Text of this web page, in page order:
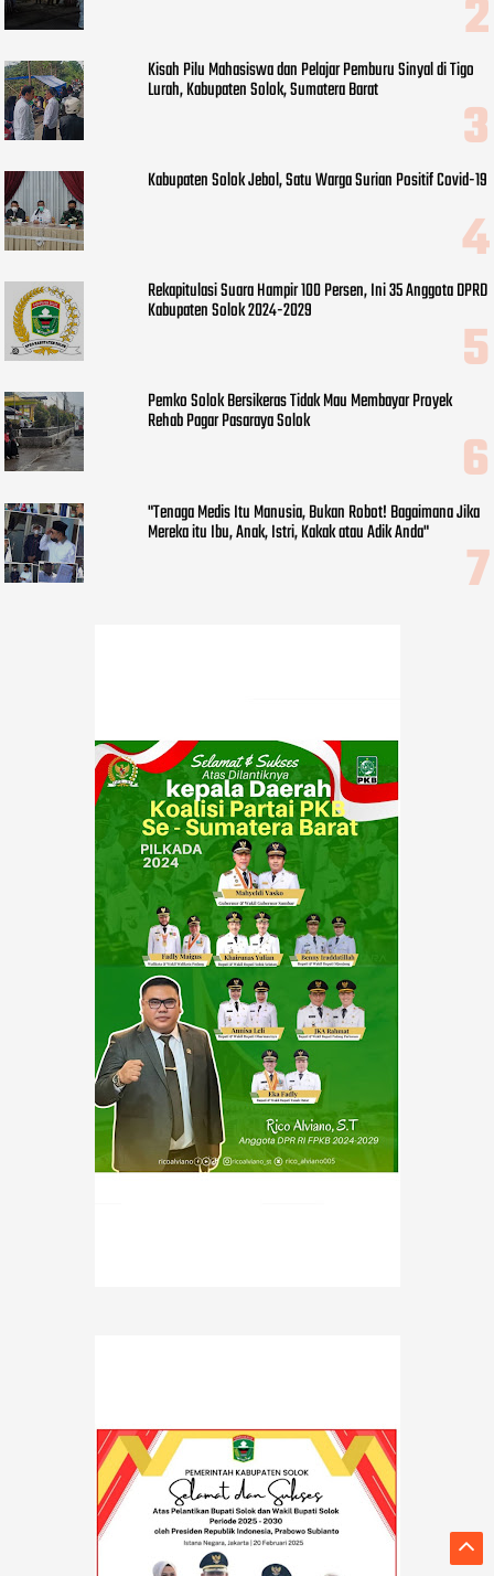
Kisah Pilu Mahasiswa dan Pelajar Pemburu Sinyal di Tigo
Lurah, Kabupaten Solok, Sumatera Barat
Kabupaten Solok Jebol, Satu Warga Surian Positif Covid-19
Rekapitulasi Suara Hampir 100 Persen, Ini 35 Anggota DPRD
Kabupaten Solok 2024-2029
Pemko Solok Bersikeras Tidak Mau Membayar Proyek
Rehab Pagar Pasaraya Solok
"Tenaga Medis Itu Manusia, Bukan Robot! Bagaimana Jika
Mereka itu Ibu, Anak, Istri, Kakak atau Adik Anda"